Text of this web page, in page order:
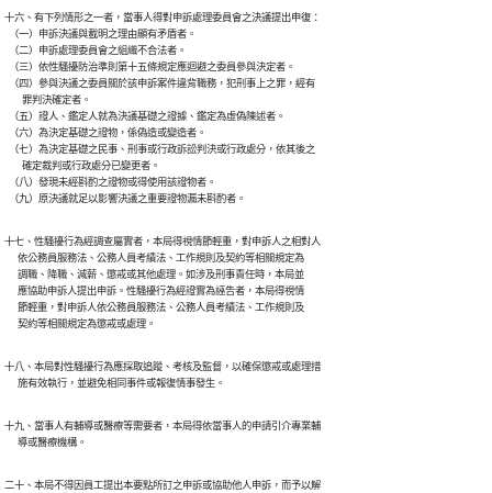
十六、有下列情形之一者，當事人得對申訴處理委員會之決議提出申復：
  （一）申訴決議與載明之理由顯有矛盾者。
  （二）申訴處理委員會之組織不合法者。
  （三）依性騷擾防治準則第十五條規定應迴避之委員參與決定者。
  （四）參與決議之委員關於該申訴案件違背職務，犯刑事上之罪，經有
        罪判決確定者。
  （五）證人、鑑定人就為決議基礎之證據、鑑定為虛偽陳述者。
  （六）為決定基礎之證物，係偽造或變造者。
  （七）為決定基礎之民事、刑事或行政訴訟判決或行政處分，依其後之
        確定裁判或行政處分已變更者。
  （八）發現未經斟酌之證物或得使用該證物者。
  （九）原決議就足以影響決議之重要證物漏未斟酌者。
十七、性騷擾行為經調查屬實者，本局得視情節輕重，對申訴人之相對人
      依公務員服務法、公務人員考績法、工作規則及契約等相關規定為
      調職、降職、減薪、懲戒或其他處理。如涉及刑事責任時，本局並
      應協助申訴人提出申訴。性騷擾行為經證實為誣告者，本局得視情
      節輕重，對申訴人依公務員服務法、公務人員考績法、工作規則及
      契約等相關規定為懲戒或處理。
十八、本局對性騷擾行為應採取追蹤、考核及監督，以確保懲戒或處理措
      施有效執行，並避免相同事件或報復情事發生。
十九、當事人有輔導或醫療等需要者，本局得依當事人的申請引介專業輔
      導或醫療機構。
二十、本局不得因員工提出本要點所訂之申訴或協助他人申訴，而予以解